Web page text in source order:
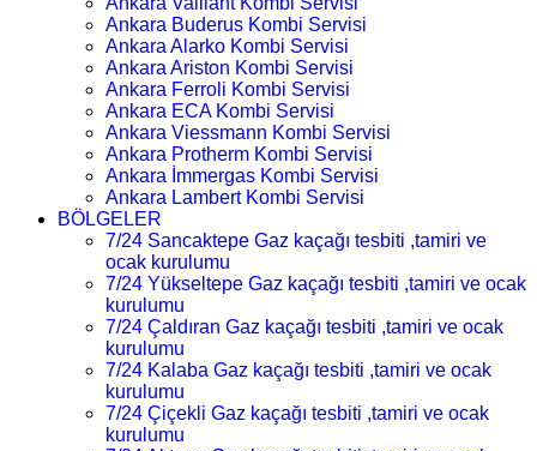
Ankara Buderus Kombi Servisi
Ankara Alarko Kombi Servisi
Ankara Ariston Kombi Servisi
Ankara Ferroli Kombi Servisi
Ankara ECA Kombi Servisi
Ankara Viessmann Kombi Servisi
Ankara Protherm Kombi Servisi
Ankara İmmergas Kombi Servisi
Ankara Lambert Kombi Servisi
BÖLGELER
7/24 Sancaktepe Gaz kaçağı tesbiti ,tamiri ve
ocak kurulumu
7/24 Yükseltepe Gaz kaçağı tesbiti ,tamiri ve ocak
kurulumu
7/24 Çaldıran Gaz kaçağı tesbiti ,tamiri ve ocak
kurulumu
7/24 Kalaba Gaz kaçağı tesbiti ,tamiri ve ocak
kurulumu
7/24 Çiçekli Gaz kaçağı tesbiti ,tamiri ve ocak
kurulumu